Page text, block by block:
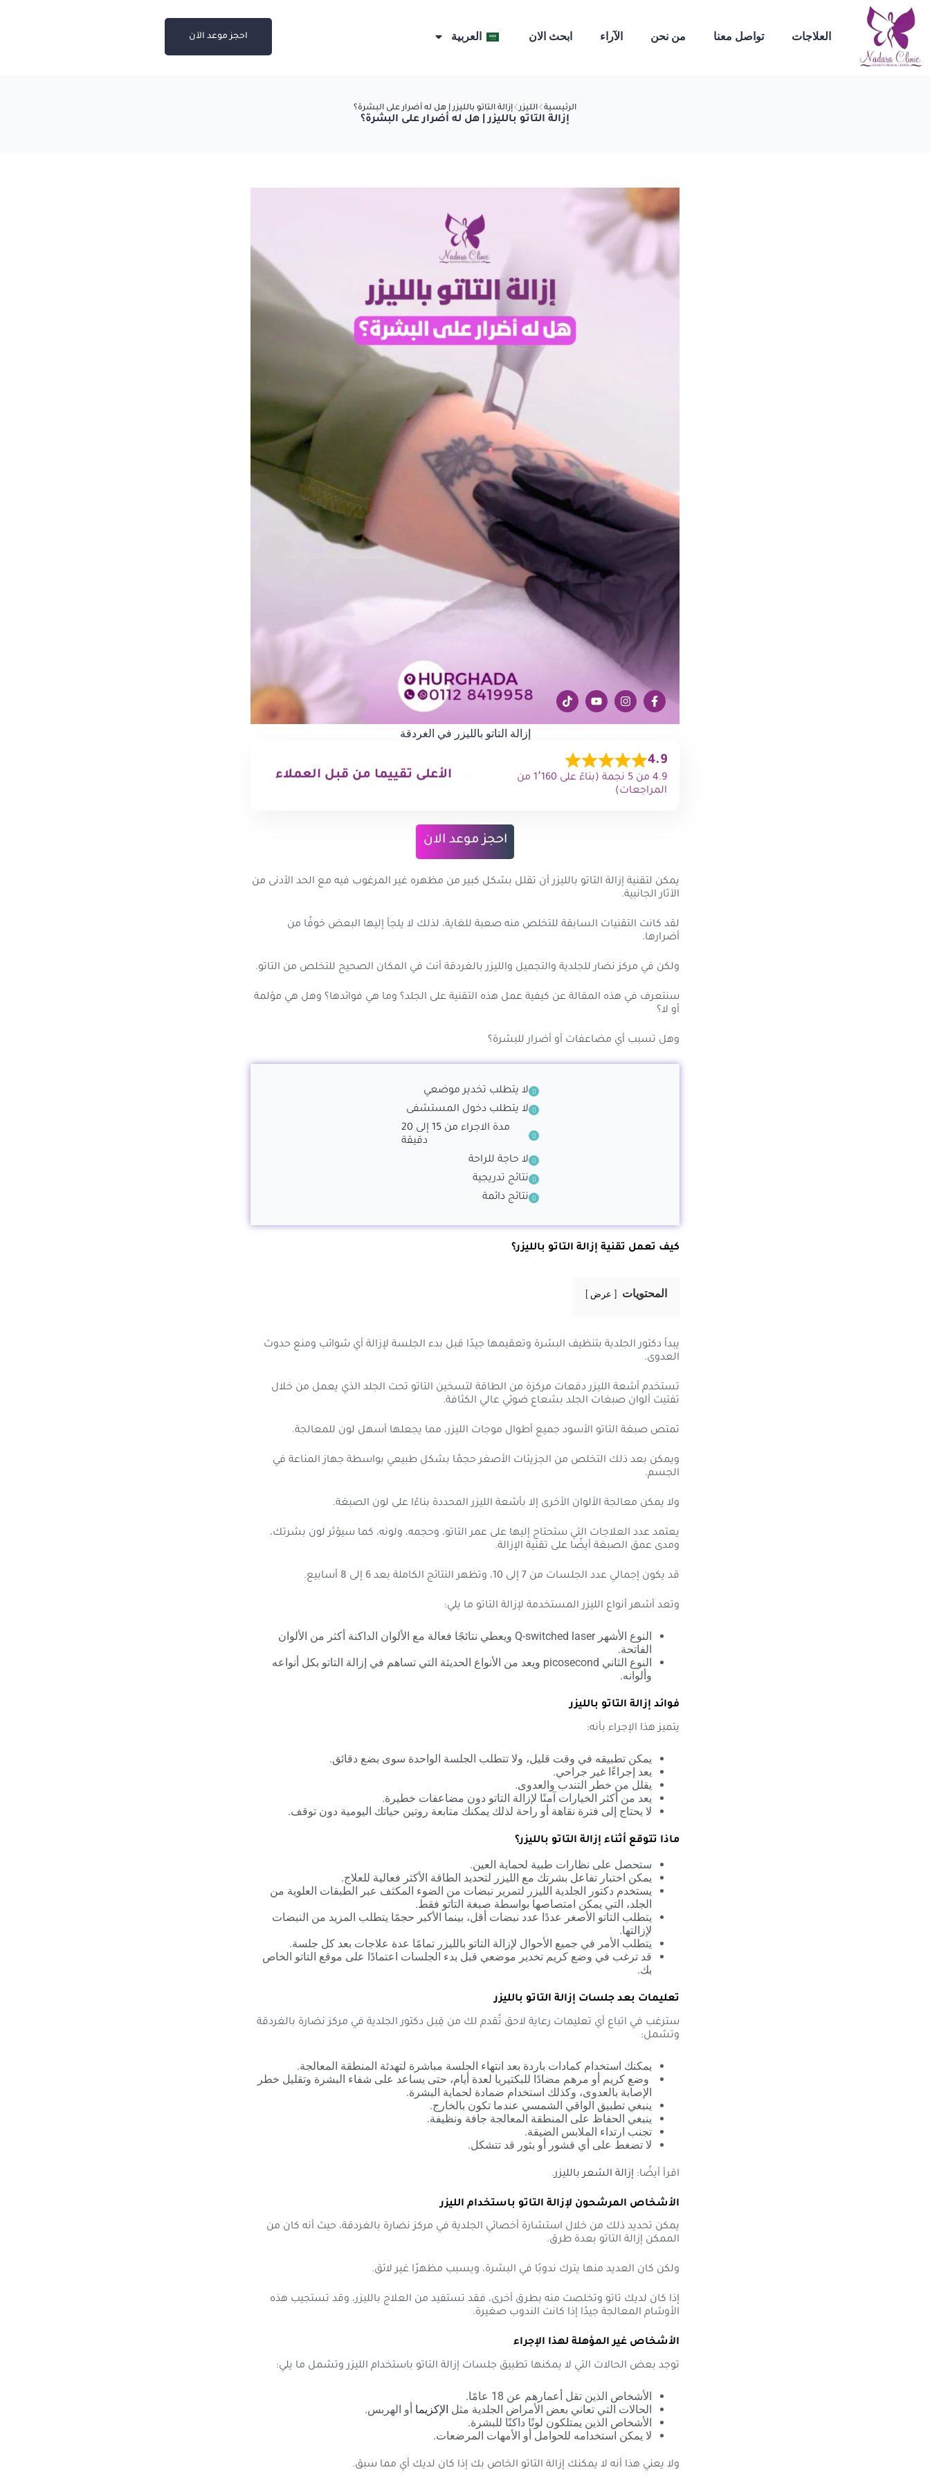
العلاجات تواصل معنا من نحن الآراء ابحث الان العربية احجز موعد الآن
الرئيسية الليزر إزالة التاتو بالليزر | هل له أضرار على البشرة؟
إزالة التاتو بالليزر | هل له أضرار على البشرة؟
إزالة التاتو بالليزر في الغردقة
4.9
4.9 من 5 نجمة (بناءً على 1٬160 من
المراجعات)
الأعلى تقييما من قبل العملاء
احجز موعد الان
يمكن لتقنية إزالة التاتو بالليزر أن تقلل بشكل كبير من مظهره غير المرغوب فيه مع الحد الأدنى من
الآثار الجانبية.
لقد كانت التقنيات السابقة للتخلص منه صعبة للغاية، لذلك لا يلجأ إليها البعض خوفًا من
أضرارها.
ولكن في مركز نضار للجلدية والتجميل والليزر بالغردقة أنت في المكان الصحيح للتخلص من التاتو.
سنتعرف في هذه المقالة عن كيفية عمل هذه التقنية على الجلد؟ وما هي فوائدها؟ وهل هي مؤلمة
أو لا؟
وهل تسبب أي مضاعفات أو أضرار للبشرة؟
لا يتطلب تخدير موضعي
لا يتطلب دخول المستشفى
مدة الاجراء من 15 إلى 20
دقيقة
لا حاجة للراحة
نتائج تدريجية
نتائج دائمة
كيف تعمل تقنية إزالة التاتو بالليزر؟
المحتويات عرض
يبدأ دكتور الجلدية بتنظيف البشرة وتعقيمها جيدًا قبل بدء الجلسة لإزالة أي شوائب ومنع حدوث
العدوى.
تستخدم أشعة الليزر دفعات مركزة من الطاقة لتسخين التاتو تحت الجلد الذي يعمل من خلال
تفتيت ألوان صبغات الجلد بشعاع ضوئي عالي الكثافة.
تمتص صبغة التاتو الأسود جميع أطوال موجات الليزر، مما يجعلها أسهل لون للمعالجة.
ويمكن بعد ذلك التخلص من الجزيئات الأصغر حجمًا بشكل طبيعي بواسطة جهاز المناعة في
الجسم.
ولا يمكن معالجة الألوان الأخرى إلا بأشعة الليزر المحددة بناءًا على لون الصبغة.
يعتمد عدد العلاجات التي ستحتاج إليها على عمر التاتو، وحجمه، ولونه، كما سيؤثر لون بشرتك،
ومدى عمق الصبغة أيضًا على تقنية الإزالة.
قد يكون إجمالي عدد الجلسات من 7 إلى 10، وتظهر النتائج الكاملة بعد 6 إلى 8 أسابيع.
وتعد أشهر أنواع الليزر المستخدمة لإزالة التاتو ما يلي:
النوع الأشهر Q-switched laser ويعطي نتائجًا فعالة مع الألوان الداكنة أكثر من الألوان
الفاتحة.
النوع الثاني picosecond ويعد من الأنواع الحديثة التي تساهم في إزالة التاتو بكل أنواعه
وألوانه.
فوائد إزالة التاتو بالليزر
يتميز هذا الإجراء بأنه:
يمكن تطبيقه في وقت قليل، ولا تتطلب الجلسة الواحدة سوى بضع دقائق.
يعد إجراءًا غير جراحي.
يقلل من خطر التندب والعدوى.
يعد من أكثر الخيارات آمنًا لإزالة التاتو دون مضاعفات خطيرة.
لا يحتاج إلى فترة نقاهة أو راحة لذلك يمكنك متابعة روتين حياتك اليومية دون توقف.
ماذا تتوقع أثناء إزالة التاتو بالليزر؟
ستحصل على نظارات طبية لحماية العين.
يمكن اختبار تفاعل بشرتك مع الليزر لتحديد الطاقة الأكثر فعالية للعلاج.
يستخدم دكتور الجلدية الليزر لتمرير نبضات من الضوء المكثف عبر الطبقات العلوية من
الجلد، التي يمكن امتصاصها بواسطة صبغة التاتو فقط.
يتطلب التاتو الأصغر عددًا عدد نبضات أقل، بينما الأكبر حجمًا يتطلب المزيد من النبضات
لإزالتها.
يتطلب الأمر في جميع الأحوال لإزالة التاتو بالليزر تمامًا عدة علاجات بعد كل جلسة.
قد ترغب في وضع كريم تخدير موضعي قبل بدء الجلسات اعتمادًا على موقع التاتو الخاص
بك.
تعليمات بعد جلسات إزالة التاتو بالليزر
سترغب في اتباع أي تعليمات رعاية لاحق تُقدم لك من قِبل دكتور الجلدية في مركز نضارة بالغردقة
وتشمل:
يمكنك استخدام كمادات باردة بعد انتهاء الجلسة مباشرة لتهدئة المنطقة المعالجة.
وضع كريم أو مرهم مضادًا للبكتيريا لعدة أيام، حتى يساعد على شفاء البشرة وتقليل خطر
الإصابة بالعدوى، وكذلك استخدام ضمادة لحماية البشرة.
ينبغي تطبيق الواقي الشمسي عندما تكون بالخارج.
ينبغي الحفاظ على المنطقة المعالجة جافة ونظيفة.
تجنب ارتداء الملابس الضيقة.
لا تضغط على أي قشور أو بثور قد تتشكل.
اقرأ أيضًا: إزالة الشعر بالليزر.
الأشخاص المرشحون لإزالة التاتو باستخدام الليزر
يمكن تحديد ذلك من خلال استشارة أخصائي الجلدية في مركز نضارة بالغردقة، حيث أنه كان من
الممكن إزالة التاتو بعدة طرق.
ولكن كان العديد منها يترك ندوبًا في البشرة، ويسبب مظهرًا غير لائق.
إذا كان لديك تاتو وتخلصت منه بطرق أخرى، فقد تستفيد من العلاج بالليزر، وقد تستجيب هذه
الأوشام المعالجة جيدًا إذا كانت الندوب صغيرة.
الأشخاص غير المؤهلة لهذا الإجراء
توجد بعض الحالات التي لا يمكنها تطبيق جلسات إزالة التاتو باستخدام الليزر وتشمل ما يلي:
الأشخاص الذين تقل أعمارهم عن 18 عامًا.
الحالات التي تعاني بعض الأمراض الجلدية مثل الإكزيما أو الهربس.
الأشخاص الذين يمتلكون لونًا داكنًا للبشرة.
لا يمكن استخدامه للحوامل أو الأمهات المرضعات.
ولا يعني هذا أنه لا يمكنك إزالة التاتو الخاص بك إذا كان لديك أي مما سبق.